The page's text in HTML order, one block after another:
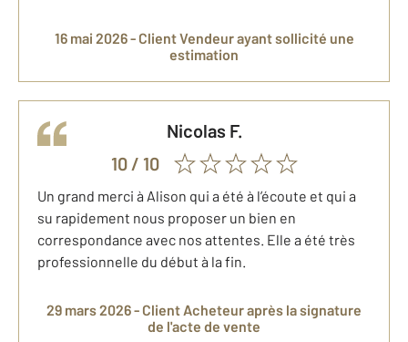
16 mai 2026 - Client Vendeurayant sollicité une
estimation
Nicolas F.
10/ 10
Un grand merci à Alison qui a été à l’écoute et qui a
su rapidement nous proposer un bien en
correspondance avec nos attentes. Elle a été très
professionnelle du début à la fin.
29 mars 2026 - Client Acheteuraprès la signature
de l'acte de vente